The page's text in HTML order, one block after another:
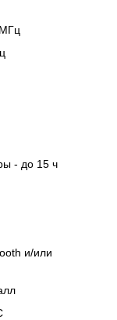
- до 15 ч
и/или